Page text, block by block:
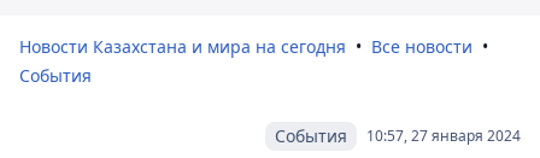
Новости Казахстана и мира на сегодня
Все новости
События
10:57, 27 января 2024
События